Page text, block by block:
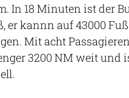
In 18 Minuten ist der
er kannn auf 43000
Mit acht
3200 NM weit und